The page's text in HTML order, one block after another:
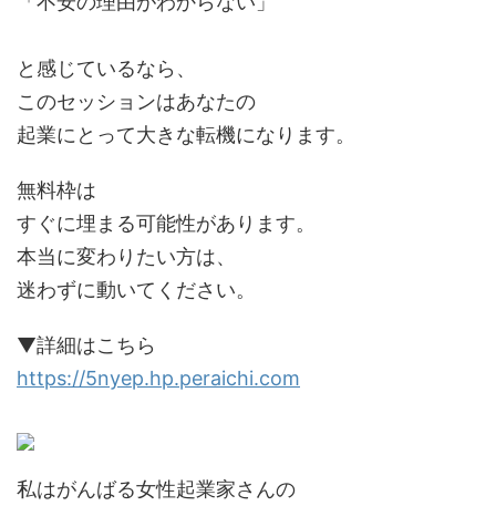
と感じているなら、
このセッションはあなたの
起業にとって大きな転機になります。
無料枠は
すぐに埋まる可能性があります。
本当に変わりたい方は、
迷わずに動いてください。
▼詳細はこちら
https://5nyep.hp.peraichi.com
私はがんばる女性起業家さんの